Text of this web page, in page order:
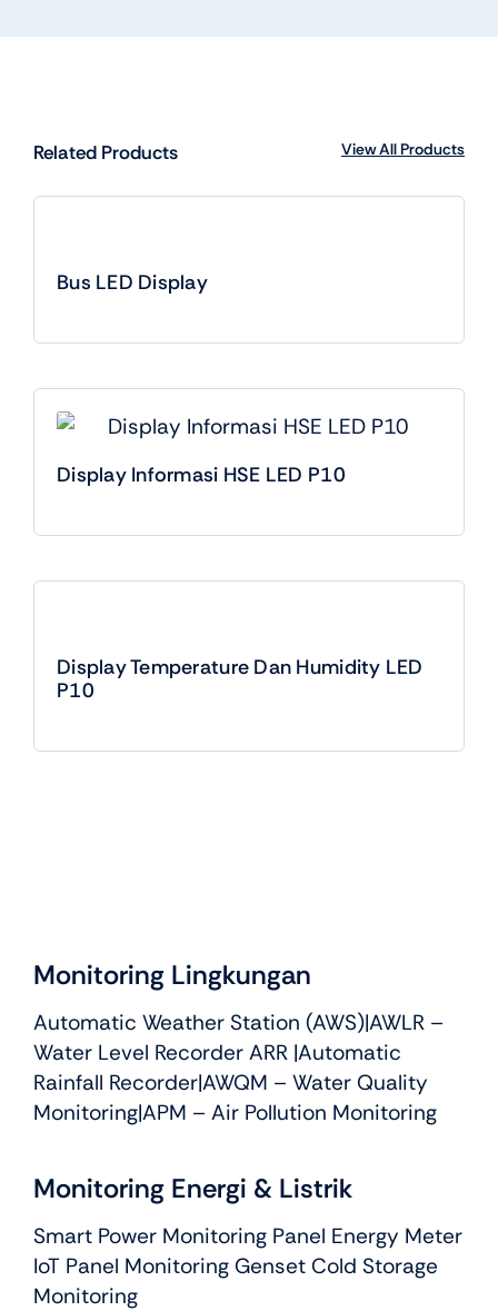
Related Products View All Products
Bus LED Display
Display Informasi HSE LED P10
Display Temperature Dan Humidity LED
P10
Monitoring Lingkungan
Automatic Weather Station (AWS)|AWLR –
Water Level Recorder ARR|Automatic
Rainfall Recorder|AWQM – Water Quality
Monitoring|APM – Air Pollution Monitoring
Monitoring Energi & Listrik
Smart Power Monitoring Panel Energy Meter
IoT Panel Monitoring Genset Cold Storage
Monitoring